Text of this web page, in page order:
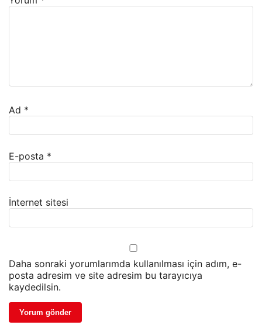
Ad *
E-posta *
İnternet sitesi
Daha sonraki yorumlarımda kullanılması için adım, e-
posta adresim ve site adresim bu tarayıcıya
kaydedilsin.